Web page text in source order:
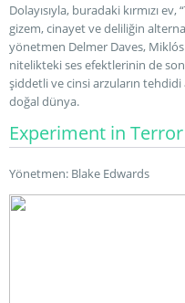
Dolayısıyla, buradaki kırmızı
gizem, cinayet ve deliliğin
yönetmen Delmer Daves, Miklós
nitelikteki ses efektlerinin de
şiddetli ve cinsi arzuların
doğal dünya.
Experiment in Terror
Yönetmen: Blake Edwards